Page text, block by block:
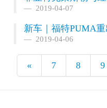
2019-04-07
新车｜福特PUMA
2019-04-06
« 7 8 9